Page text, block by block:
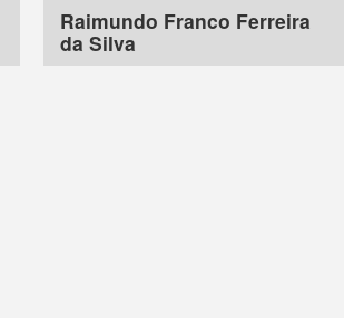
Raimundo Franco Ferreira
da Silva